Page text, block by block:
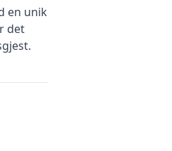
en unik
det